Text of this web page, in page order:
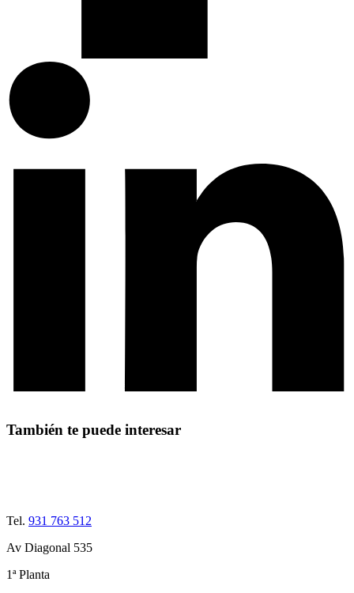
También te puede interesar
Tel. 931 763 512
Av Diagonal 535
1ª Planta